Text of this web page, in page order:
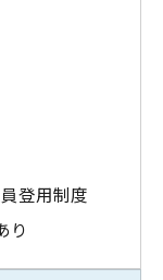
登用制度
り